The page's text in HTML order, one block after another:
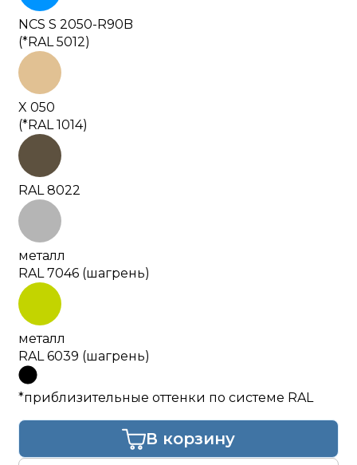
NCS S 2050-R90B
(*RAL 5012)
X 050
(*RAL 1014)
RAL 8022
металл
RAL 7046 (шагрень)
металл
RAL 6039 (шагрень)
*приблизительные оттенки по системе RAL
В корзину